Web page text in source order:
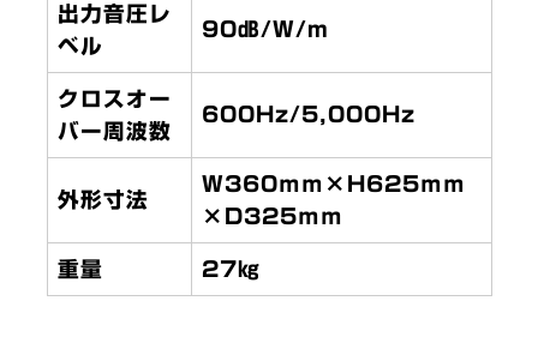
出力音圧レ
ベル
90㏈/W/m
クロスオー
バー周波数
600Hz/5,000Hz
外形寸法
W360ｍｍ×H625ｍｍ
×D325ｍｍ
重量 27㎏